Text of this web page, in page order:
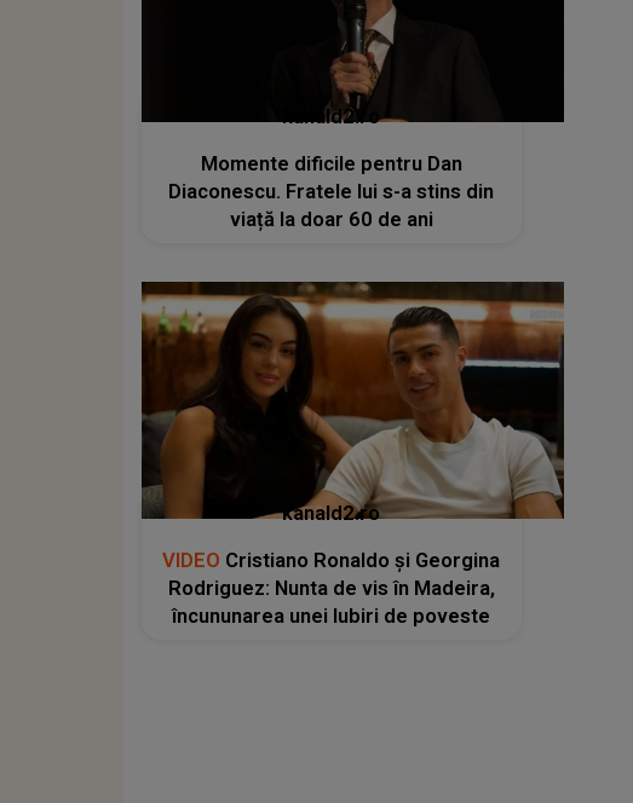
kanald2.ro
Momente dificile pentru Dan
Diaconescu. Fratele lui s-a stins din
viață la doar 60 de ani
kanald2.ro
VIDEO Cristiano Ronaldo și Georgina
Rodriguez: Nunta de vis în Madeira,
încununarea unei Iubiri de poveste